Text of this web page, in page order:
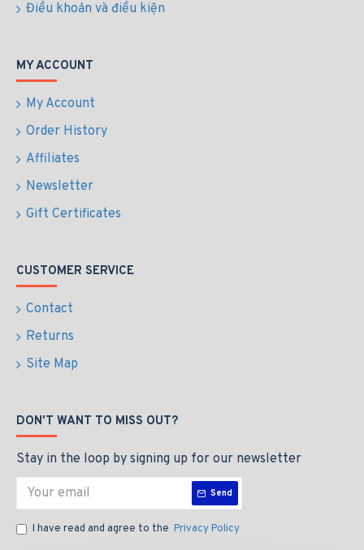
Điều khoản và điều kiện
MY ACCOUNT
My Account
Order History
Affiliates
Newsletter
Gift Certificates
CUSTOMER SERVICE
Contact
Returns
Site Map
DON'T WANT TO MISS OUT?
Stay in the loop by signing up for our newsletter
Send
I have read and agree to the Privacy Policy